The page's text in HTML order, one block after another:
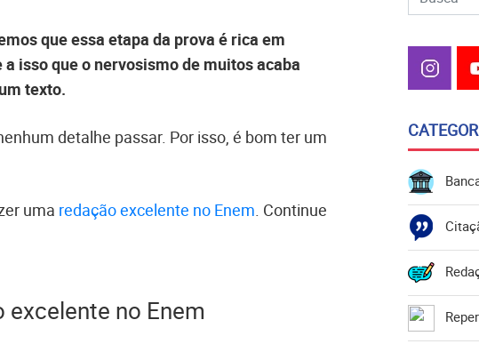
que essa etapa da prova é rica em
isso que o nervosismo de muitos acaba
texto.
detalhe passar. Por isso, é bom ter um
uma redação excelente no Enem. Continue
excelente no Enem